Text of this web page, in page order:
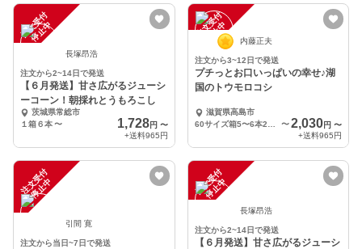
注
文
受
付
停
止
中
長塚昂浩
注文から2~14日で発送
【６月発送】甘さ広がるジューシ
ーコーン！朝採れとうもろこし
茨城県常総市
１箱６本〜 1,728円 〜
+送料965円
注
文
受
付
停
止
中 内藤正夫
注文から3~12日で発送
プチっとお口いっぱいの幸せ♪湖
国のトウモロコシ
滋賀県高島市
〜2,030円 〜
+送料965円
注
文
受
付
停
止
中
引間 寛
注文から当日~7日で発送
注
文
受
付
停
止
中
長塚昂浩
注文から2~14日で発送
【６月発送】甘さ広がるジューシ